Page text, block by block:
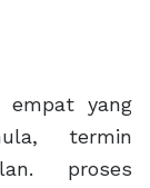
empat yang
termin
proses